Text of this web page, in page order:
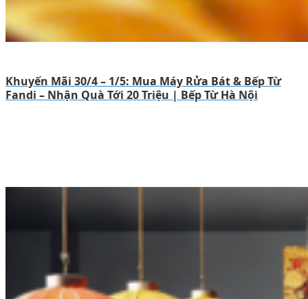
Khuyến Mãi 30/4 – 1/5: Mua Máy Rửa Bát & Bếp Từ
Fandi – Nhận Quà Tới 20 Triệu | Bếp Từ Hà Nội